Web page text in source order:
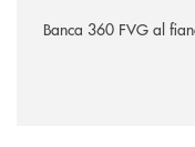
Banca 360 FVG al